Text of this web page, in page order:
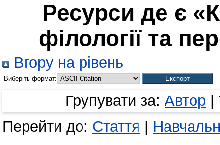
Ресурси де є
філології та
Вгору на рівень
Виберіть формат:
Групувати за: Автор
Перейти до: Стаття